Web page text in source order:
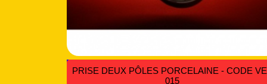
PRISE DEUX PÔLES PORCELAINE - CODE
015